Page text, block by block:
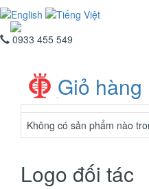
0933 455 549
Giỏ hàng
Không có sản phẩm nào
Logo đối tác